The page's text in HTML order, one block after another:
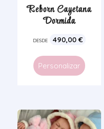
Reborn Cayetana
Dormida
DESDE 490,00 €
Personalizar